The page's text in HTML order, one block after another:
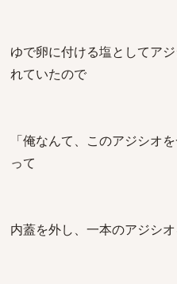
ゆで卵に付ける塩としてア
れていたので
「俺なんて、このアジシオ
って
内蓋を外し、一本のアジシ